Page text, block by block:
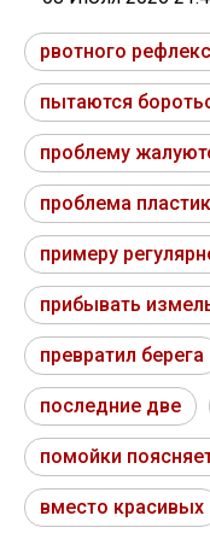
рвотного
пытаются
проблему
проблема
примеру
прибывать
превратил берега
последние две
помойки
вместо красивых